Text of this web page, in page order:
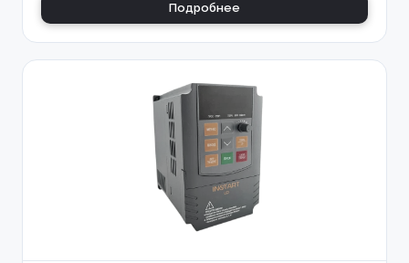
Подробнее